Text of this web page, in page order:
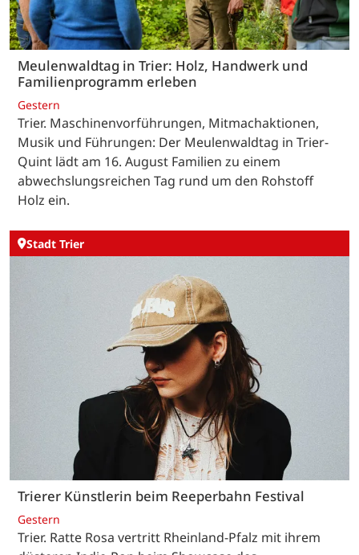
Meulenwaldtag in Trier: Holz, Handwerk und
Familienprogramm erleben
Gestern
Trier. Maschinenvorführungen, Mitmachaktionen,
Musik und Führungen: Der Meulenwaldtag in Trier-
Quint lädt am 16. August Familien zu einem
abwechslungsreichen Tag rund um den Rohstoff
Holz ein.
Stadt Trier
Trierer Künstlerin beim Reeperbahn Festival
Gestern
Trier. Ratte Rosa vertritt Rheinland-Pfalz mit ihrem